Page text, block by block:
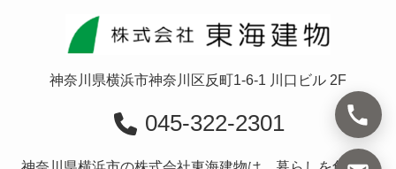
神奈川県横浜市神奈川区反町1-6-1 川口ビル 2F
045-322-2301